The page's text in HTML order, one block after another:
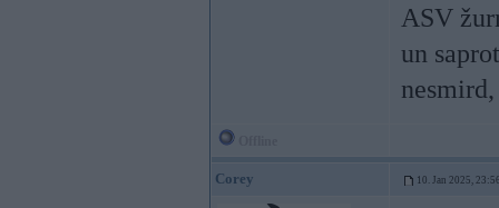
ASV
un
Corey 10. Jan 2025,